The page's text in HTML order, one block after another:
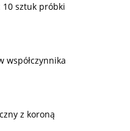
sztuk próbki
współczynnika
z koroną